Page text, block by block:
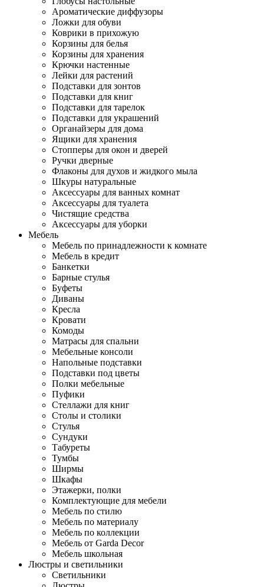
Ароматические диффузоры
Ложки для обуви
Коврики в прихожую
Корзины для белья
Корзины для хранения
Крючки настенные
Лейки для растений
Подставки для зонтов
Подставки для книг
Подставки для тарелок
Подставки для украшений
Органайзеры для дома
Ящики для хранения
Стопперы для окон и дверей
Ручки дверные
Флаконы для духов и жидкого мыла
Шкуры натуральные
Аксессуары для ванных комнат
Аксессуары для туалета
Чистящие средства
Аксессуары для уборки
Мебель
Мебель по принадлежности к комнате
Мебель в кредит
Банкетки
Барные стулья
Буфеты
Диваны
Кресла
Кровати
Комоды
Матрасы для спальни
Мебельные консоли
Напольные подставки
Подставки под цветы
Полки мебельные
Пуфики
Стеллажи для книг
Столы и столики
Стулья
Сундуки
Табуреты
Тумбы
Ширмы
Шкафы
Этажерки, полки
Комплектующие для мебели
Мебель по стилю
Мебель по материалу
Мебель по коллекции
Мебель от Garda Decor
Мебель школьная
Люстры и светильники
Светильники